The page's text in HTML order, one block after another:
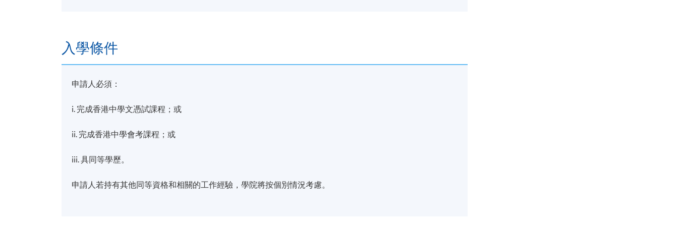
地點
香港大學專業進修學院教學中心 (銅鑼灣/炮台山/北角)
入學條件
申請人必須：
i. 完成香港中學文憑試課程；或
ii. 完成香港中學會考課程；或
iii. 具同等學歷。
申請人若持有其他同等資格和相關的工作經驗，學院將按個別情況考慮。